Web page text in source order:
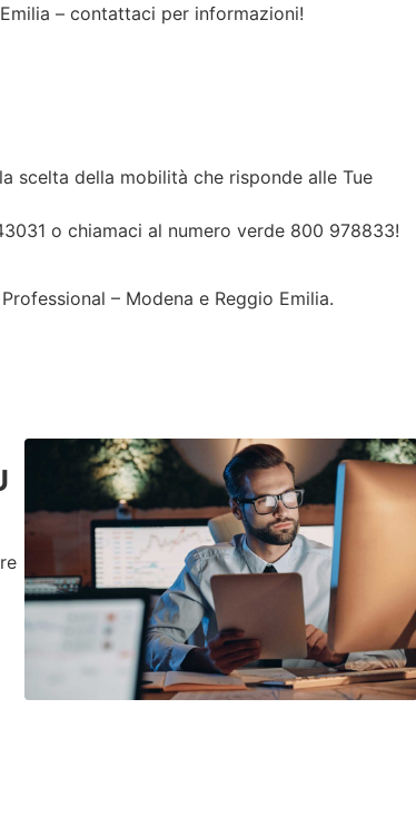
– contattaci per informazioni!
scelta della mobilità che risponde alle Tue
o chiamaci al numero verde 800 978833!
– Modena e Reggio Emilia.